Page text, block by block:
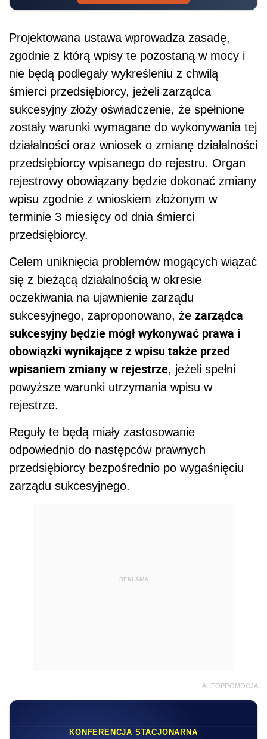
wpisu zgodnie z wnioskiem złożonym w
terminie 3 miesięcy od dnia śmierci
przedsiębiorcy.
Celem uniknięcia problemów mogących wiązać
się z bieżącą działalnością w okresie
oczekiwania na ujawnienie zarządu
sukcesyjnego, zaproponowano, że zarządca
sukcesyjny będzie mógł wykonywać prawa i
obowiązki wynikające z wpisu także przed
wpisaniem zmiany w rejestrze , jeżeli spełni
powyższe warunki utrzymania wpisu w
rejestrze.
Reguły te będą miały zastosowanie
odpowiednio do następców prawnych
przedsiębiorcy bezpośrednio po wygaśnięciu
zarządu sukcesyjnego.
Praktyczna wiedza • Najlepsi Eksperci • Stoły